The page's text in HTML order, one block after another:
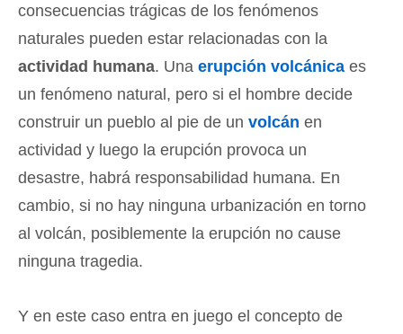
consecuencias trágicas de los fenómenos
naturales pueden estar relacionadas con la
actividad humana. Una erupción volcánica es
un fenómeno natural, pero si el hombre decide
construir un pueblo al pie de un volcán en
actividad y luego la erupción provoca un
desastre, habrá responsabilidad humana. En
cambio, si no hay ninguna urbanización en torno
al volcán, posiblemente la erupción no cause
ninguna tragedia.
Y en este caso entra en juego el concepto de